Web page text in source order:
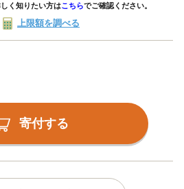
く知りたい方はこちらでご確認ください。
上限額を調べる
寄付する